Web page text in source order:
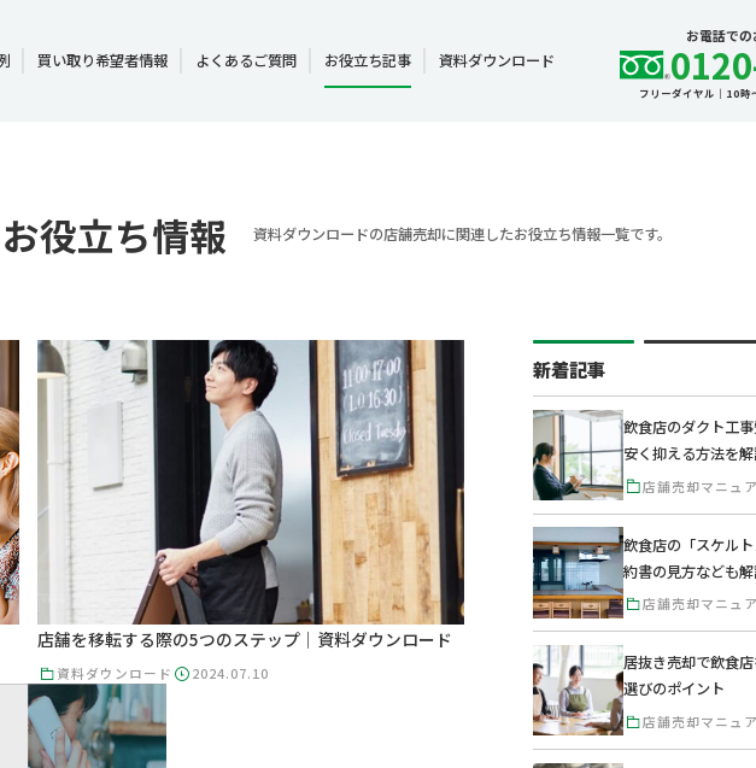
買い取り希望者情報 よくあるご質問 お役立ち記事 資料ダウンロード
お電話で
フリーダイヤル｜10
役立ち情報 資料ダウンロードの店舗売却に関連したお役立ち情報一覧です。
店舗を移転する際の5つのステップ｜資料ダウンロード
資料ダウンロード 2024.07.10
新着記事
飲食店のダクト工
安く抑える方法を
店舗売却マニュ
飲食店の「スケル
約書の見方なども
店舗売却マニュ
居抜き売却で飲食
選びのポイント
店舗売却マニュ